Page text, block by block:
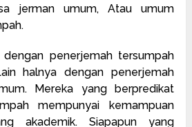
jerman umum, Atau umum
dengan penerjemah tersumpah
halnya dengan penerjemah
Mereka yang berpredikat
mempunyai kemampuan
akademik. Siapapun yang